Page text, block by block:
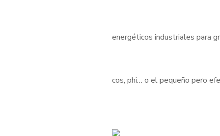
energéticos industriales para
cos, phi… o el pequeño pero